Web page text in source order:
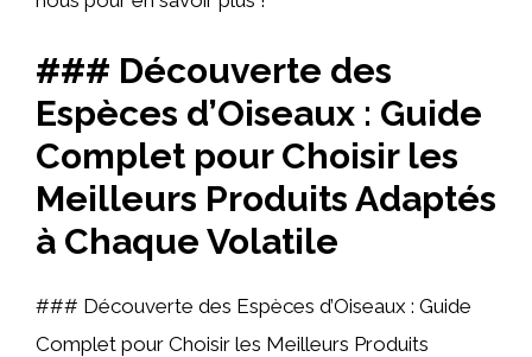
### Découverte des
Espèces d’Oiseaux : Guide
Complet pour Choisir les
Meilleurs Produits Adaptés
à Chaque Volatile
### Découverte des Espèces d’Oiseaux : Guide
Complet pour Choisir les Meilleurs Produits